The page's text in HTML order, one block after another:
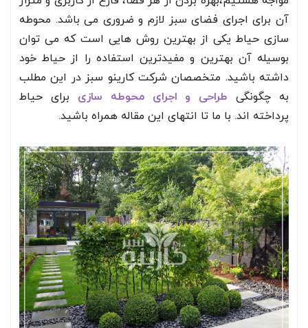
آن برای اجرای فضای سبز لازم و ضروری می باشد. محوطه
سازی حیاط یکی از بهترین روش هایی است که می توان
بوسیله آن بهترین و مفیدترین استفاده را از حیاط خود
داشته باشید. متخصصان شرکت کارینو سبز در این مطلب
به چگونگی طراحی و اجرای محوطه سازی برای حیاط
پرداخته اند. با ما تا انتهای این مقاله همراه باشید.